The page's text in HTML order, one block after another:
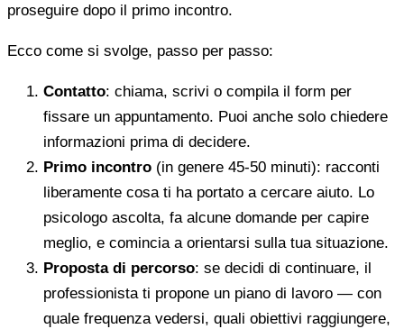
proseguire dopo il primo incontro.
Ecco come si svolge, passo per passo:
Contatto: chiama, scrivi o compila il form per
fissare un appuntamento. Puoi anche solo chiedere
informazioni prima di decidere.
Primo incontro (in genere 45-50 minuti): racconti
liberamente cosa ti ha portato a cercare aiuto. Lo
psicologo ascolta, fa alcune domande per capire
meglio, e comincia a orientarsi sulla tua situazione.
Proposta di percorso: se decidi di continuare, il
professionista ti propone un piano di lavoro — con
quale frequenza vedersi, quali obiettivi raggiungere,